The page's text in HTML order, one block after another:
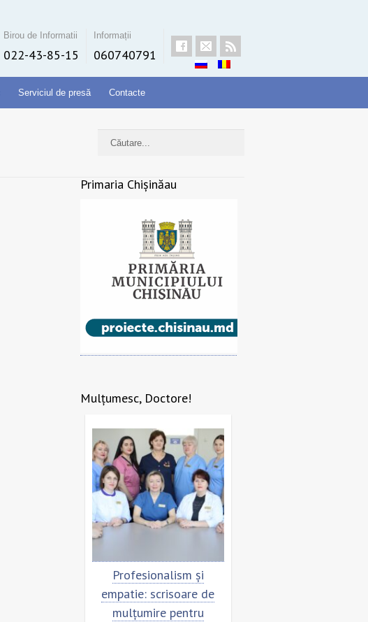
Birou de Informatii
022-43-85-15
Informații
060740791
Serviciul de presă Contacte
Primaria Chișinăau
Mulțumesc, Doctore!
Profesionalism și
empatie: scrisoare de
mulțumire pentru